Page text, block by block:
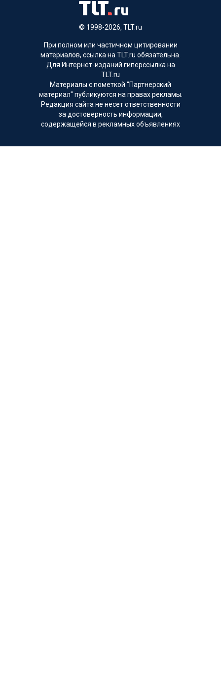
© 1998-2026, TLT.ru
При полном или частичном цитировании
материалов, ссылка на TLT.ru обязательна.
Для Интернет-изданий гиперссылка на
TLT.ru
Материалы с пометкой "Партнерский
материал" публикуются на правах рекламы.
Редакция сайта не несет ответственности
за достоверность информации,
содержащейся в рекламных объявлениях